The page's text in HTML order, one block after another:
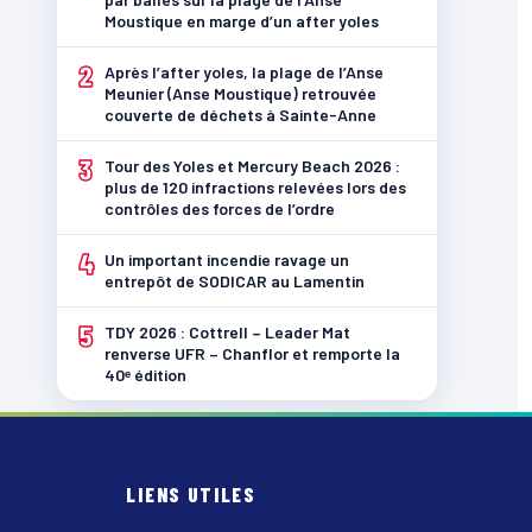
Moustique en marge d’un after yoles
2 Après l’after yoles, la plage de l’Anse
Meunier (Anse Moustique) retrouvée
couverte de déchets à Sainte-Anne
3
Tour des Yoles et Mercury Beach 2026 :
plus de 120 infractions relevées lors des
contrôles des forces de l’ordre
4 Un important incendie ravage un
entrepôt de SODICAR au Lamentin
5
TDY 2026 : Cottrell – Leader Mat
renverse UFR – Chanflor et remporte la
40ᵉ édition
LIENS UTILES